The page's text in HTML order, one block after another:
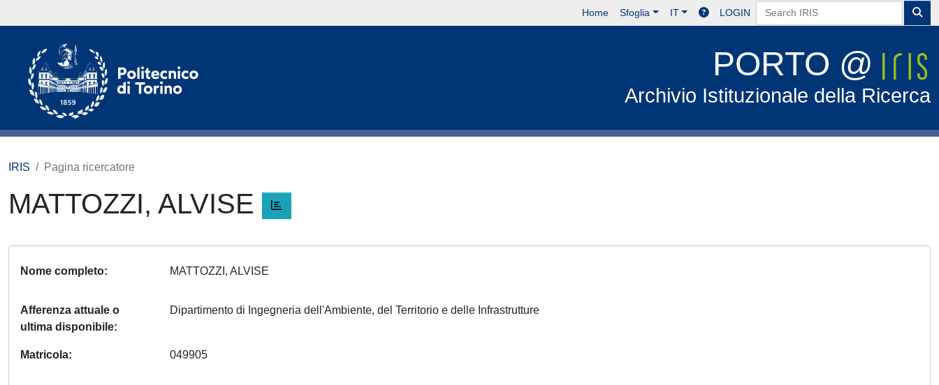
Home Sfoglia IT LOGIN
PORTO @
Archivio Istituzionale della Ricerca
IRIS Pagina ricercatore
MATTOZZI, ALVISE
Nome completo MATTOZZI, ALVISE
Afferenza attuale o
ultima disponibile
Dipartimento di Ingegneria dell'Ambiente, del Territorio e delle Infrastrutture
Matricola 049905